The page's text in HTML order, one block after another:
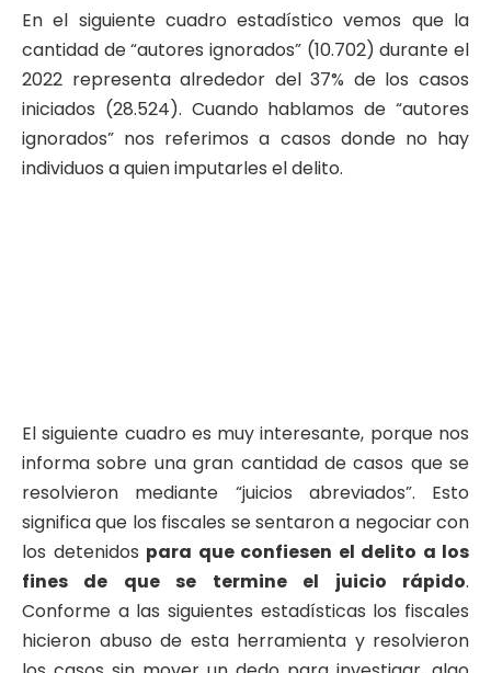
En el siguiente cuadro estadístico vemos que la
cantidad de “autores ignorados” (10.702) durante el
2022 representa alrededor del 37% de los casos
iniciados (28.524). Cuando hablamos de “autores
ignorados” nos referimos a casos donde no hay
individuos a quien imputarles el delito.
El siguiente cuadro es muy interesante, porque nos
informa sobre una gran cantidad de casos que se
resolvieron mediante “juicios abreviados”. Esto
significa que los fiscales se sentaron a negociar con
los detenidos para que confiesen el delito a los
fines de que se termine el juicio rápido.
Conforme a las siguientes estadísticas los fiscales
hicieron abuso de esta herramienta y resolvieron